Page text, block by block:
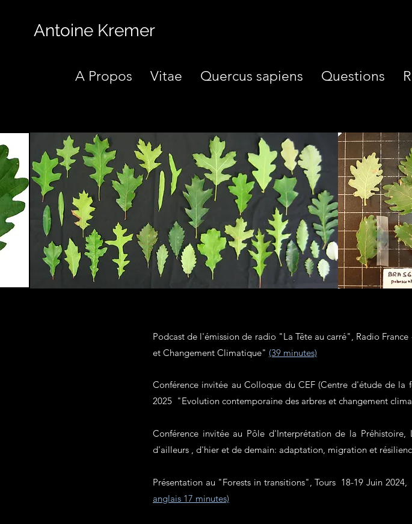
Antoine Kremer
A Propos Vitae Quercus sapiens Questions
Podcast de l'émission de radio "La Tête au carré", Radio
et Changement Climatique" (39 minutes)
Conférence invitée au Colloque du CEF (Centre d'étude de la
2025 "Evolution contemporaine des arbres et changement
Conférence invitée au Pôle d'Interprétation de la
d'ailleurs , d'hier et de demain: adaptation, migration et
Présentation au "Forests in transitions", Tours 18-19 Juin 2024,
anglais 17 minutes)